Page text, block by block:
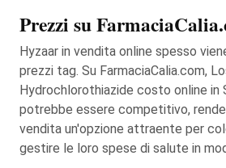
Prezzi su
Hyzaar in vendita online spesso
prezzi tag. Su FarmaciaCalia.com,
Hydrochlorothiazide costo online in
potrebbe essere competitivo,
vendita un'opzione attraente per
gestire le loro spese di salute in